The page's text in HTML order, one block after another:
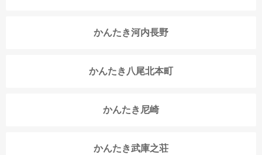
かんたき河内長野
かんたき八尾北本町
かんたき尼崎
かんたき武庫之荘